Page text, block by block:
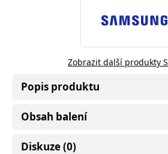
Zobrazit další produkty
Popis produktu
Obsah balení
Diskuze (0)